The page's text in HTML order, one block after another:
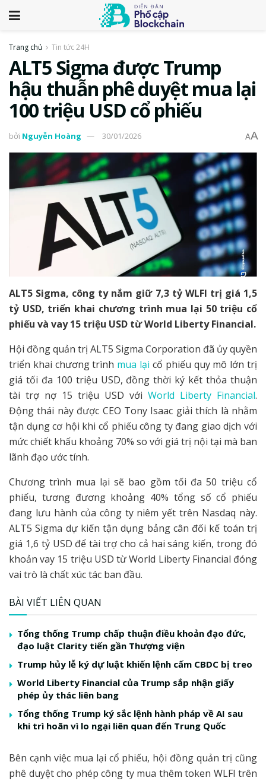
Trang chủ Tin tức 24H
ALT5 Sigma được Trump
hậu thuẫn phê duyệt mua lại
100 triệu USD cổ phiếu
bởi Nguyễn Hoàng 30/01/2026 AA
ALT5 Sigma, công ty nắm giữ 7,3 tỷ WLFI trị giá 1,5
tỷ USD, triển khai chương trình mua lại 50 triệu cổ
phiếu và vay 15 triệu USD từ World Liberty Financial.
Hội đồng quản trị ALT5 Sigma Corporation đã ủy quyền
triển khai chương trình mua lại cổ phiếu quy mô lớn trị
giá tối đa 100 triệu USD, đồng thời ký kết thỏa thuận
tài trợ nợ 15 triệu USD với World Liberty Financial.
Động thái này được CEO Tony Isaac giải thích là nhằm
tận dụng cơ hội khi cổ phiếu công ty đang giao dịch với
mức chiết khấu khoảng 70% so với giá trị nội tại mà ban
lãnh đạo ước tính.
Chương trình mua lại sẽ bao gồm tối đa 50 triệu cổ
phiếu, tương đương khoảng 40% tổng số cổ phiếu
đang lưu hành của công ty niêm yết trên Nasdaq này.
ALT5 Sigma dự kiến tận dụng bảng cân đối kế toán trị
giá 1,6 tỷ USD để tài trợ cho cả hai sáng kiến, trong đó
khoản vay 15 triệu USD từ World Liberty Financial đóng
vai trò là chất xúc tác ban đầu.
BÀI VIẾT LIÊN QUAN
Tổng thống Trump chấp thuận điều khoản đạo đức,
đạo luật Clarity tiến gần Thượng viện
Trump hủy lễ ký dự luật khiến lệnh cấm CBDC bị treo
World Liberty Financial của Trump sắp nhận giấy
phép ủy thác liên bang
Tổng thống Trump ký sắc lệnh hành pháp về AI sau
khi trì hoãn vì lo ngại liên quan đến Trung Quốc
Bên cạnh việc mua lại cổ phiếu, hội đồng quản trị cũng
phê duyệt cho phép công ty mua thêm token WLFI trên